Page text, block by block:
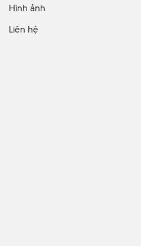
Hình ảnh
Liên hệ